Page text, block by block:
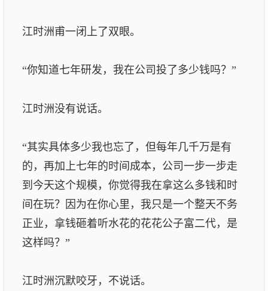
江时洲甫一闭上了双眼。
“你知道七年研发，我在公司投了多少钱吗？”
江时洲没有说话。
“其实具体多少我也忘了，但每年几千万是有
的，再加上七年的时间成本，公司一步一步走
到今天这个规模，你觉得我在拿这么多钱和时
间在玩？因为在你心里，我只是一个整天不务
正业，拿钱砸着听水花的花花公子富二代，是
这样吗？”
江时洲沉默咬牙，不说话。